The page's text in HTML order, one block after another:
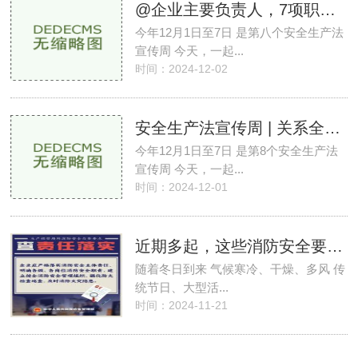
@企业主要负责人，7项职责必须牢记！
今年12月1日至7日 是第八个安全生产法
宣传周 今天，一起...
时间：2024-12-02
安全生产法宣传周 | 关系全员！这项法律责任，
今年12月1日至7日 是第8个安全生产法
宣传周 今天，一起...
时间：2024-12-01
近期多起，这些消防安全要点，请自查自纠！
随着冬日到来 气候寒冷、干燥、多风 传
统节日、大型活...
时间：2024-11-21